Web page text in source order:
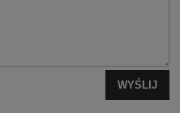
WYŚLIJ